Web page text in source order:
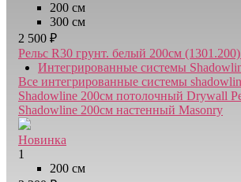
200 см
300 см
2 500 ₽
Рельс R30 грунт. белый 200см
Интегрированные системы
Все интегрированные системы
Shadowline 200см потолочный Drywall
Shadowline 200см настенный Masonry
Новинка
1
200 см